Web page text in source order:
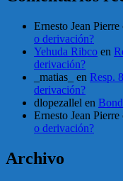
Ernesto Jean Pierre
o derivación?
Yehuda Ribco en
derivación?
_matias_
en Resp.
derivación?
dlopezallel en
Ernesto Jean Pierre
o derivación?
Archivo